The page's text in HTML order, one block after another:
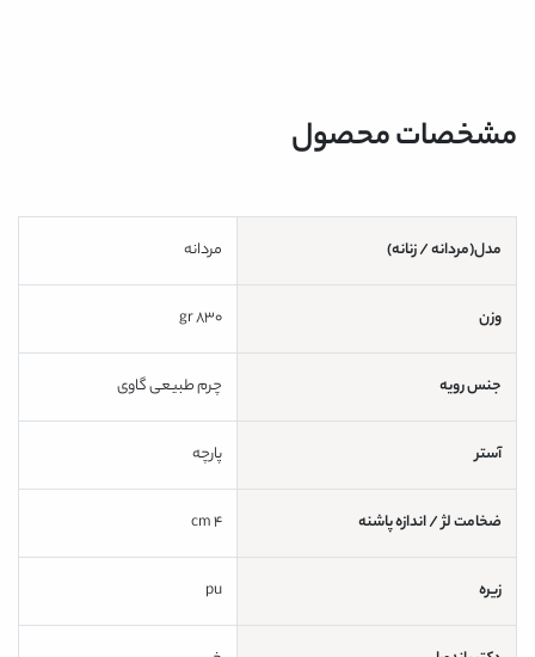
مشخصات محصول
مدل(مردانه / زنانه) مردانه
وزن 830 gr
جنس رویه چرم طبیعی گاوی
آستر پارچه
ضخامت لژ / اندازه پاشنه
زیره pu